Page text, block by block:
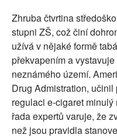
Zhruba čtvrtina
stupni ZŠ, což činí
užívá v nějaké formě
překvapením a
neznámého území.
Drug Admistration,
regulaci e-cigaret
řada expertů varuje, že
než jsou pravidla